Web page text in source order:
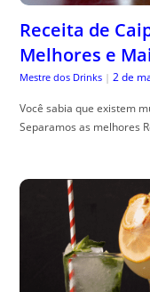
Receita de
Melhores e
Mestre dos Drinks | 2 de
Você sabia que existem
Separamos as melhores